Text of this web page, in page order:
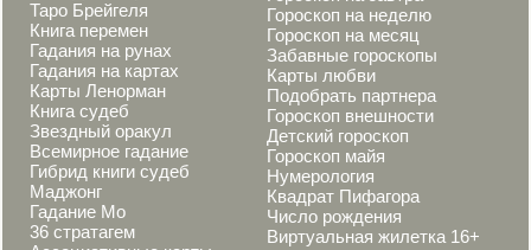
Таро Брейгеля
Книга перемен
Гадания на рунах
Гадания на картах
Карты Ленорман
Книга судеб
Звездный оракул
Всемирное гадание
Гибрид книги судеб
Маджонг
Гадание Мо
36 стратагем
Гороскоп на неделю
Гороскоп на месяц
Забавные гороскопы
Карты любви
Подобрать партнера
Гороскоп внешности
Детский гороскоп
Гороскоп майя
Нумерология
Квадрат Пифагора
Число рождения
Виртуальная жилетка 16+